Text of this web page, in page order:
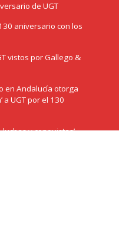
de UGT
aniversario con los
vistos por Gallego &
en Andalucía otorga
a UGT por el 130
y conquistas’